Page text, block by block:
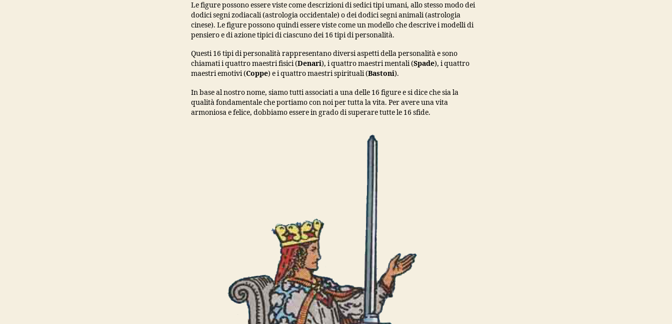
Le figure possono essere viste come descrizioni di sedici tipi umani, allo stesso modo dei
dodici segni zodiacali (astrologia occidentale) o dei dodici segni animali (astrologia
cinese). Le figure possono quindi essere viste come un modello che descrive i modelli di
pensiero e di azione tipici di ciascuno dei 16 tipi di personalità.
Questi 16 tipi di personalità rappresentano diversi aspetti della personalità e sono
chiamati i quattro maestri fisici (Denari), i quattro maestri mentali (Spade), i quattro
maestri emotivi (Coppe) e i quattro maestri spirituali (Bastoni).
In base al nostro nome, siamo tutti associati a una delle 16 figure e si dice che sia la
qualità fondamentale che portiamo con noi per tutta la vita. Per avere una vita
armoniosa e felice, dobbiamo essere in grado di superare tutte le 16 sfide.